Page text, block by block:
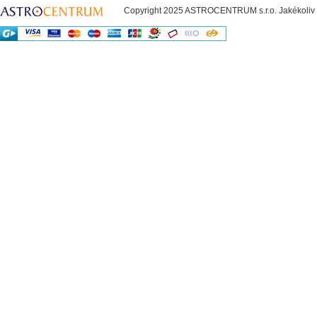
Copyright 2025 ASTROCENTRUM s.r.o.